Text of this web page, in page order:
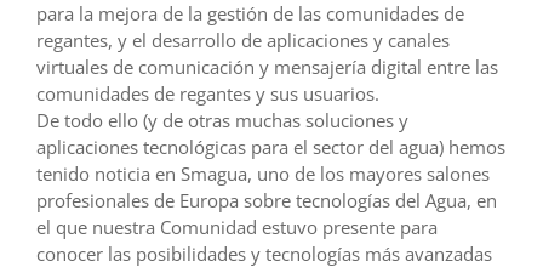
para la mejora de la gestión de las comunidades de
regantes, y el desarrollo de aplicaciones y canales
virtuales de comunicación y mensajería digital entre las
comunidades de regantes y sus usuarios.
De todo ello (y de otras muchas soluciones y
aplicaciones tecnológicas para el sector del agua) hemos
tenido noticia en Smagua, uno de los mayores salones
profesionales de Europa sobre tecnologías del Agua, en
el que nuestra Comunidad estuvo presente para
conocer las posibilidades y tecnologías más avanzadas